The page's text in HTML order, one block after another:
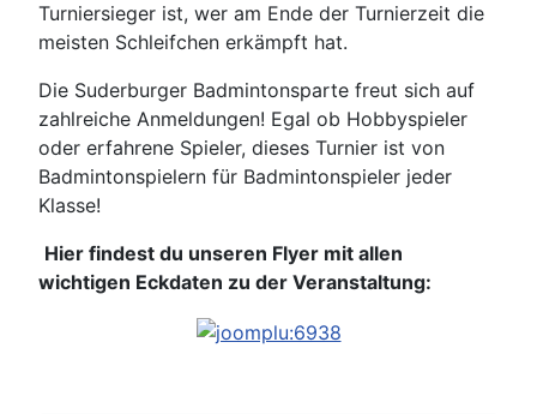
Turniersieger ist, wer am Ende der Turnierzeit die
meisten Schleifchen erkämpft hat.
Die Suderburger Badmintonsparte freut sich auf
zahlreiche Anmeldungen! Egal ob Hobbyspieler
oder erfahrene Spieler, dieses Turnier ist von
Badmintonspielern für Badmintonspieler jeder
Klasse!
Hier findest du unseren Flyer mit allen
wichtigen Eckdaten zu der Veranstaltung: